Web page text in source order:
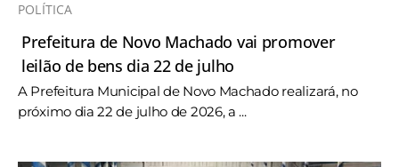
POLÍTICA
Prefeitura de Novo Machado vai promover
leilão de bens dia 22 de julho
A Prefeitura Municipal de Novo Machado realizará, no
próximo dia 22 de julho de 2026, a ...